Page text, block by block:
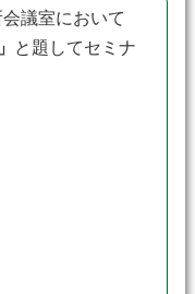
議室において
と題してセミナ